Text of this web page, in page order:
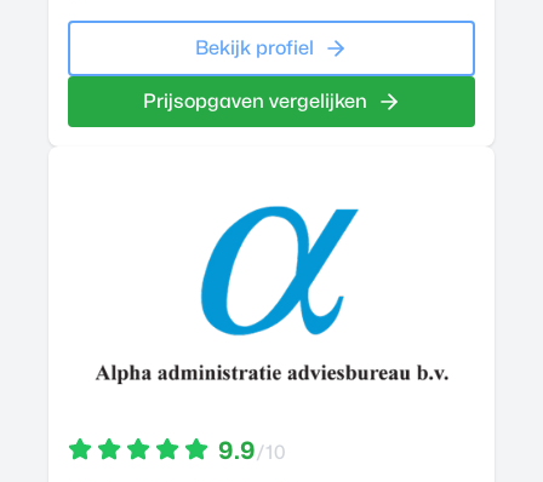
Bekijk profiel
Prijsopgaven vergelijken
9.9/10